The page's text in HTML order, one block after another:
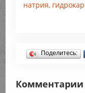
натрия,
Поделитесь:
Комментарии